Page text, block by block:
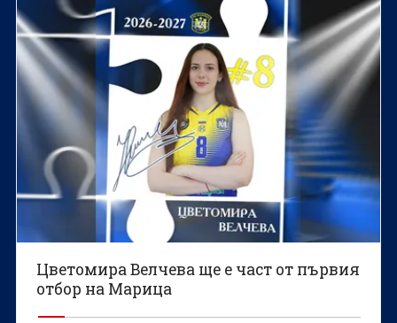
Цветомира Велчева ще е част от първия
отбор на Марица